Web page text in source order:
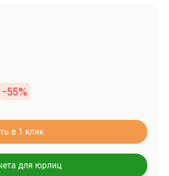
-55%
в 1 клик
для юрлиц